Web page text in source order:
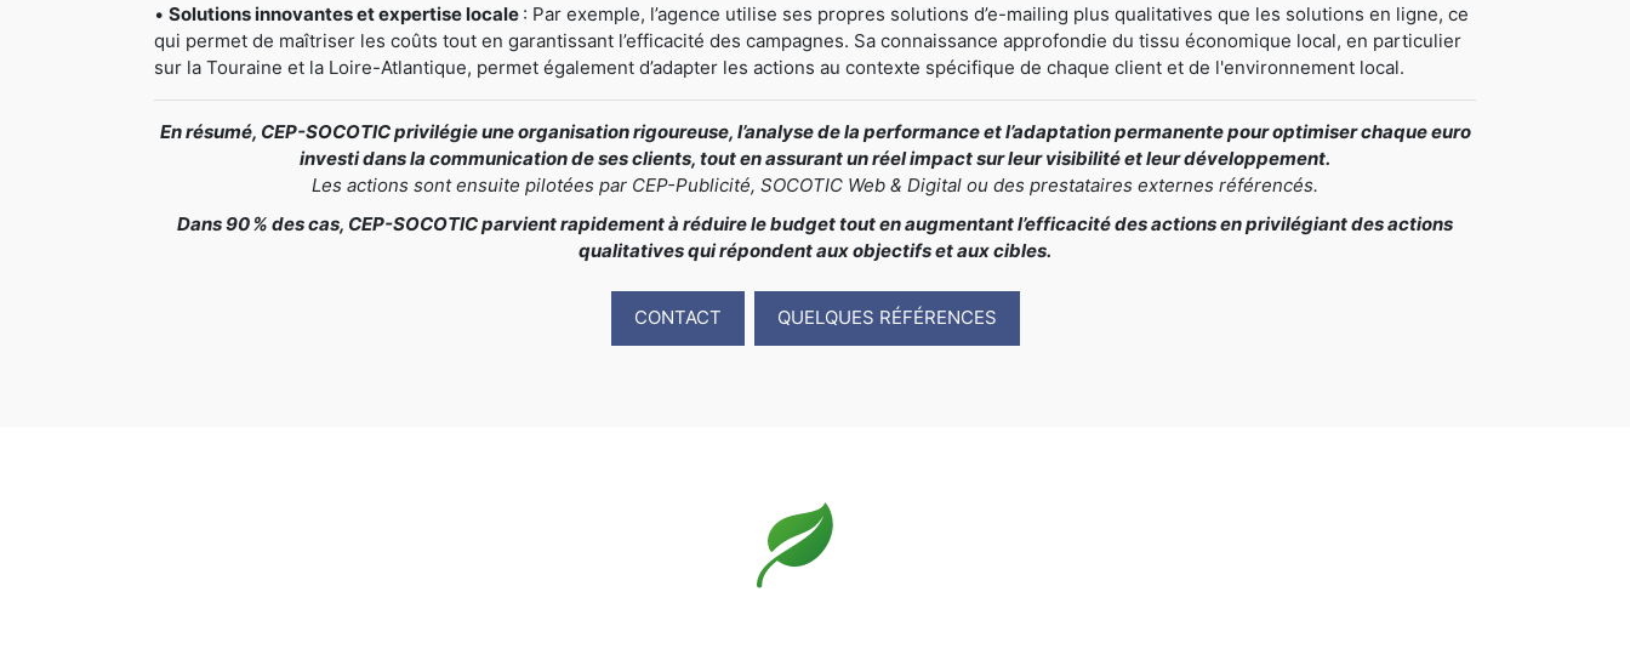
• Solutions innovantes et expertise locale : Par exemple, l’agence utilise ses propres solutions d’e-mailing plus qualitatives que les solutions en ligne, ce
qui permet de maîtriser les coûts tout en garantissant l’efficacité des campagnes. Sa connaissance approfondie du tissu économique local, en particulier
sur la Touraine et la Loire-Atlantique, permet également d’adapter les actions au contexte spécifique de chaque client et de l'environnement local.
En résumé, CEP-SOCOTIC privilégie une organisation rigoureuse, l’analyse de la performance et l’adaptation permanente pour optimiser chaque euro
investi dans la communication de ses clients, tout en assurant un réel impact sur leur visibilité et leur développement.
Les actions sont ensuite pilotées par CEP-Publicité, SOCOTIC Web & Digital ou des prestataires externes référencés.
Dans 90 % des cas, CEP-SOCOTIC parvient rapidement à réduire le budget tout en augmentant l’efficacité des actions en privilégiant des actions
qualitatives qui répondent aux objectifs et aux cibles.
CONTACT QUELQUES RÉFÉRENCES